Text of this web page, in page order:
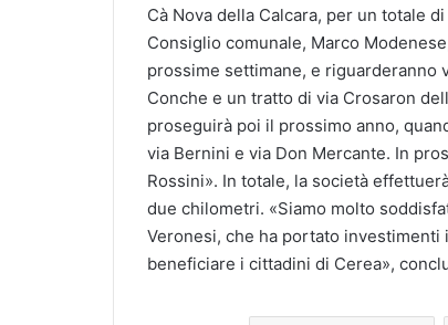
Cà Nova della Calcara, per un totale
Consiglio comunale, Marco
prossime settimane, e riguarderanno
Conche e un tratto di via Crosaron
proseguirà poi il prossimo anno,
via Bernini e via Don Mercante. In
Rossini». In totale, la società
due chilometri. «Siamo molto
Veronesi, che ha portato
beneficiare i cittadini di Cerea»,